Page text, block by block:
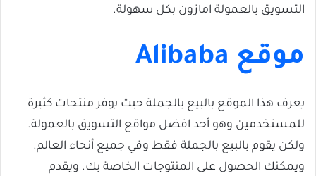
التسويق بالعمولة امازون بكل سهولة.
موقع Alibaba
يعرف هذا الموقع بالبيع بالجملة حيث يوفر منتجات كثيرة
للمستخدمين وهو أحد افضل مواقع التسويق بالعمولة.
ولكن يقوم بالبيع بالجملة فقط وفي جميع أنحاء العالم.
ويمكنك الحصول على المنتوجات الخاصة بك. ويقدم